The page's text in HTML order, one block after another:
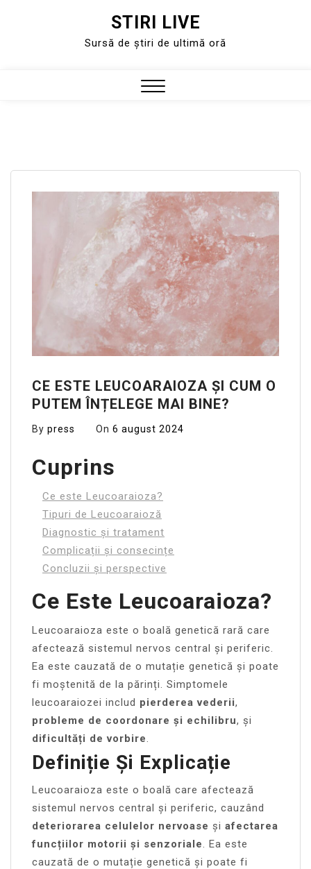
STIRI LIVE
Sursă de știri de ultimă oră
CE ESTE LEUCOARAIOZA ȘI CUM O
PUTEM ÎNȚELEGE MAI BINE?
By press On 6 august 2024
Cuprins
Ce este Leucoaraioza?
Tipuri de Leucoaraioză
Diagnostic și tratament
Complicații și consecințe
Concluzii și perspective
Ce Este Leucoaraioza?
Leucoaraioza este o boală genetică rară care
afectează sistemul nervos central și periferic.
Ea este cauzată de o mutație genetică și poate
fi moștenită de la părinți. Simptomele
leucoaraiozei includ pierderea vederii,
probleme de coordonare și echilibru, și
dificultăți de vorbire.
Definiție Și Explicație
Leucoaraioza este o boală care afectează
sistemul nervos central și periferic, cauzând
deteriorarea celulelor nervoase și afectarea
funcțiilor motorii și senzoriale. Ea este
cauzată de o mutație genetică și poate fi